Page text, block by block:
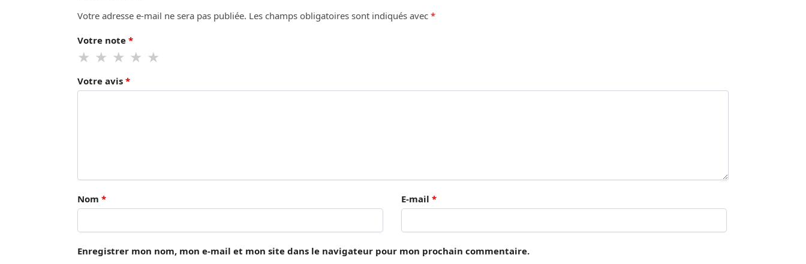
Votre adresse e-mail ne sera pas publiée. Les champs obligatoires sont indiqués avec *
Votre note *
Votre avis *
Nom * E-mail *
Enregistrer mon nom, mon e-mail et mon site dans le navigateur pour mon prochain commentaire.